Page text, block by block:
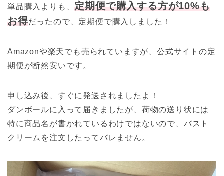
単品購入よりも、定期便で購入する方が10%も
お得だったので、定期便で購入しました！
Amazonや楽天でも売られていますが、公式サイトの定
期便が断然安いです。
申し込み後、すぐに発送されましたよ！
ダンボールに入って届きましたが、荷物の送り状には
特に商品名が書かれているわけではないので、バスト
クリームを注文したってバレません。